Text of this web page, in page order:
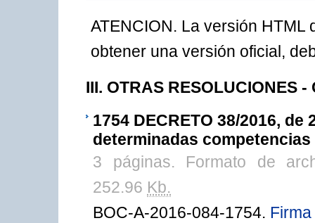
ATENCION. La versión HTML
obtener una versión oficial,
III. OTRAS RESOLUCIONES
1754 DECRETO 38/2016,
determinadas
3 páginas. Formato de
252.96 Kb.
BOC-A-2016-084-1754.